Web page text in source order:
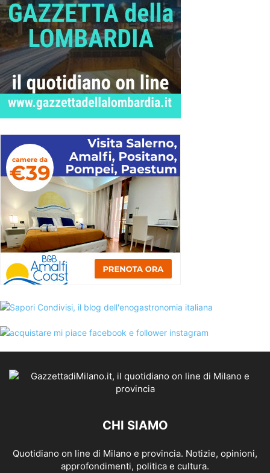
CHI SIAMO
Quotidiano on line di Milano e provincia. Notizie, opinioni,
approfondimenti, politica e cultura.